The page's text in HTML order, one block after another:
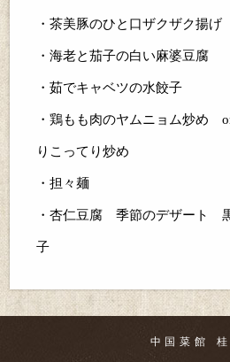
・茶美豚のひと口ザクザク揚
・海老と茄子の白い麻婆豆腐
・茹でキャベツの水餃子
・鶏もも肉のヤムニョム炒め
りこってり炒め
・担々麺
・杏仁豆腐 季節のデザート
子
中国菜館 桂